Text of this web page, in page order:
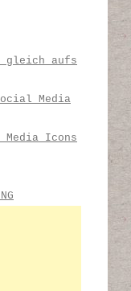
gleich aufs
Media
Icons